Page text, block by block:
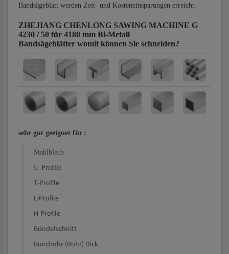
Bandsägeblatt werden Zeit- und Kosteneinsparungen erreicht.
ZHEJIANG CHENLONG SAWING MACHINE G
4230 / 50 für 4180 mm Bi-Metall
Bandsägeblätter womit können Sie schneiden?
sehr gut geeignet für :
Stahlblech
U-Profile
T-Profile
L-Profile
H-Profile
Bündelschnitt
Rundrohr (Rohr) Dick